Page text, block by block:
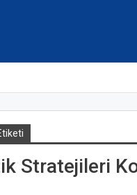
Stratejileri